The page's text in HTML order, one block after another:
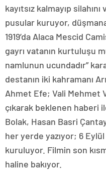
kayıtsız kalmayıp
pusular kuruyor, düşmana
1919’da Alaca Mescid
gayrı vatanın kurtuluşu
namlunun ucundadır”
destanın iki kahramanı
Ahmet Efe; Vali Mehmet
çıkarak beklenen haberi
Bolak, Hasan Basri
her yerde yazıyor; 6
kuruluyor. Filmin son
haline bakıyor.